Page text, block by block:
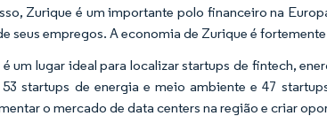
Zurique é um importante polo financeiro na
seus empregos. A economia de Zurique é
um lugar ideal para localizar startups de fintech,
startups de energia e meio ambiente e 47
o mercado de data centers na região e criar